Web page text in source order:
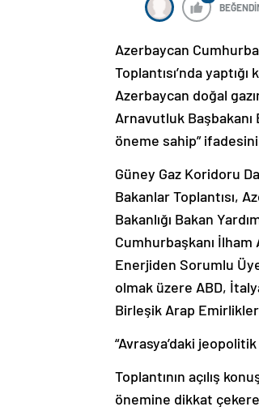
Azerbaycan
Toplantısı’nda
Azerbaycan doğal
Arnavutluk Başbakanı
öneme sahip” ifadesini
Güney Gaz Koridoru
Bakanlar Toplantısı,
Bakanlığı Bakan
Cumhurbaşkanı
Enerjiden Sorumlu
olmak üzere ABD,
Birleşik Arap
“Avrasya’daki
Toplantının açılış
önemine dikkat